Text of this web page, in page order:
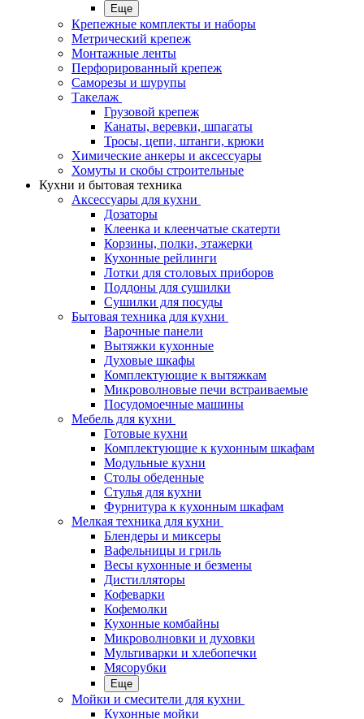
Еще
Крепежные комплекты и наборы
Метрический крепеж
Монтажные ленты
Перфорированный крепеж
Саморезы и шурупы
Такелаж
Грузовой крепеж
Канаты, веревки, шпагаты
Тросы, цепи, штанги, крюки
Химические анкеры и аксессуары
Хомуты и скобы строительные
Кухни и бытовая техника
Аксессуары для кухни
Дозаторы
Клеенка и клеенчатые скатерти
Корзины, полки, этажерки
Кухонные рейлинги
Лотки для столовых приборов
Поддоны для сушилки
Сушилки для посуды
Бытовая техника для кухни
Варочные панели
Вытяжки кухонные
Духовые шкафы
Комплектующие к вытяжкам
Микроволновые печи встраиваемые
Посудомоечные машины
Мебель для кухни
Готовые кухни
Комплектующие к кухонным шкафам
Модульные кухни
Столы обеденные
Стулья для кухни
Фурнитура к кухонным шкафам
Мелкая техника для кухни
Блендеры и миксеры
Вафельницы и гриль
Весы кухонные и безмены
Дистилляторы
Кофеварки
Кофемолки
Кухонные комбайны
Микроволновки и духовки
Мультиварки и хлебопечки
Мясорубки
Еще
Мойки и смесители для кухни
Кухонные мойки